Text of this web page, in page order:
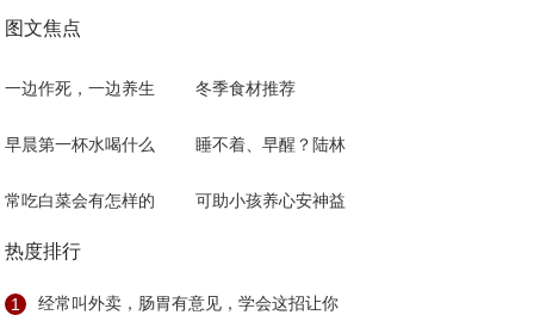
图文焦点
一边作死，一边养生 冬季食材推荐
早晨第一杯水喝什么 睡不着、早醒？陆林
常吃白菜会有怎样的 可助小孩养心安神益
热度排行
1 经常叫外卖，肠胃有意见，学会这招让你